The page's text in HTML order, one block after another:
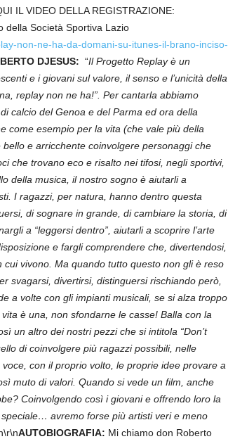
IL VIDEO DELLA REGISTRAZIONE:
della Società Sportiva Lazio
non-ne-ha-da-domani-su-itunes-il-brano-inciso-
DJESUS: “Il Progetto Replay è un
e i giovani sul valore, il senso e l’unicità della
replay non ne ha!”. Per cantarla abbiamo
calcio del Genoa e del Parma ed ora della
come esempio per la vita (che vale più della
e arricchente coinvolgere personaggi che
che trovano eco e risalto nei tifosi, negli sportivi,
della musica, il nostro sogno è aiutarli a
I ragazzi, per natura, hanno dentro questa
di sognare in grande, di cambiare la storia, di
a “leggersi dentro”, aiutarli a scoprire l’arte
e fargli comprendere che, divertendosi,
vivono. Ma quando tutto questo non gli è reso
svagarsi, divertirsi, distinguersi rischiando però,
a volte con gli impianti musicali, se si alza troppo
è una, non sfondarne le casse! Balla con la
un altro dei nostri pezzi che si intitola “Don’t
di coinvolgere più ragazzi possibili, nelle
con il proprio volto, le proprie idee provare a
muto di valori. Quando si vede un film, anche
Coinvolgendo così i giovani e offrendo loro la
speciale… avremo forse più artisti veri e meno
AUTOBIOGRAFIA: Mi chiamo don Roberto